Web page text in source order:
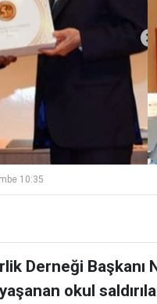
10:35
Derneği Başkanı
okul